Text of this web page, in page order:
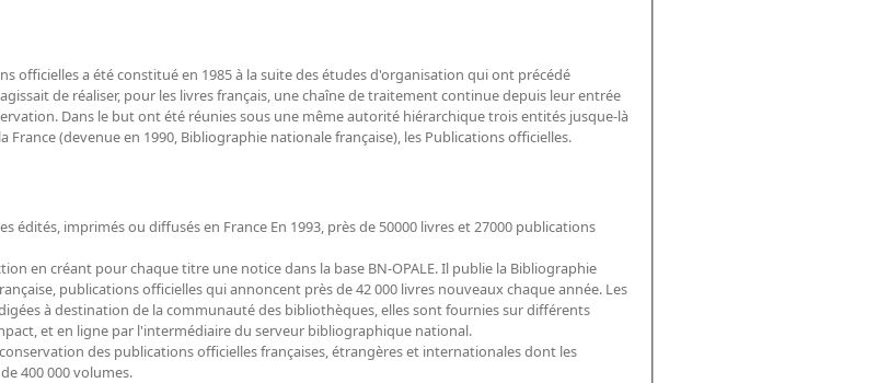
officielles a été constitué en 1985 à la suite des études d'organisation qui ont précédé
de réaliser, pour les livres français, une chaîne de traitement continue depuis leur entrée
Dans le but ont été réunies sous une même autorité hiérarchique trois entités jusque-là
(devenue en 1990, Bibliographie nationale française), les Publications officielles.
édités, imprimés ou diffusés en France En 1993, près de 50000 livres et 27000 publications
en créant pour chaque titre une notice dans la base BN-OPALE. Il publie la Bibliographie
publications officielles qui annoncent près de 42 000 livres nouveaux chaque année. Les
à destination de la communauté des bibliothèques, elles sont fournies sur différents
et en ligne par l'intermédiaire du serveur bibliographique national.
des publications officielles françaises, étrangères et internationales dont les
400 000 volumes.